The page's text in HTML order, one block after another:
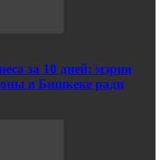
за 10 дней: мэрия
в Бишкеке ради